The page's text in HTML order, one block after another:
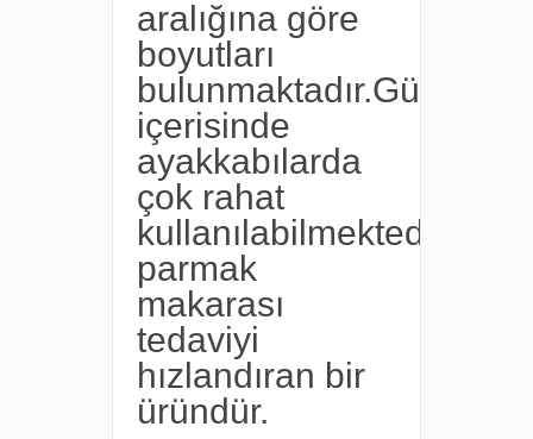
aralığına göre
boyutları
bulunmaktadır.Gün
içerisinde
ayakkabılarda
çok rahat
parmak
makarası
tedaviyi
hızlandıran bir
üründür.